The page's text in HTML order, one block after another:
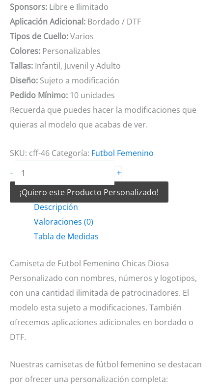
Sponsors: Libre e Ilimitado
Aplicación Adicional: Bordado / DTF
Tipos de Cuello:Varios
Colores: Personalizables
Tallas: Infantil, Juvenil y Adulto
Diseño: Sujeto a modificación
Pedido Mínimo: 10 unidades
Recuerda que puedes hacer la modificaciones que
quieras al modelo que acabas de ver.
SKU: cff-46 Categoría: Futbol Femenino
-
de
Futbol
Femenino
Diosa
cantidad
+
¡Quiero este Producto Personalizado!
Descripción
Valoraciones (0)
Tabla de Medidas
Camiseta de Futbol Femenino Chicas Diosa
Personalizado con nombres, números y logotipos,
con una cantidad ilimitada de patrocinadores. El
modelo esta sujeto a modificaciones. También
ofrecemos aplicaciones adicionales en bordado o
DTF.
Nuestras camisetas de fútbol femenino se destacan
por ofrecer una personalización completa: